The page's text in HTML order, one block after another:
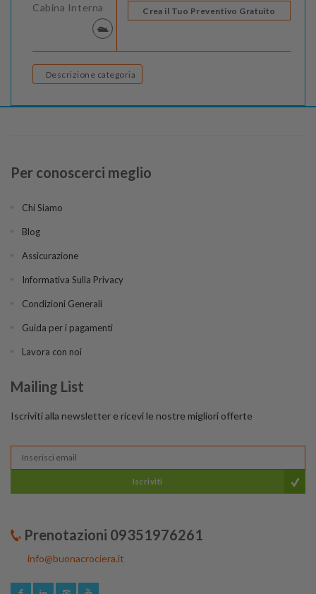
Cabina Interna
Crea il Tuo Preventivo Gratuito
Descrizione categoria
Per conoscerci meglio
Chi Siamo
Blog
Assicurazione
Informativa Sulla Privacy
Condizioni Generali
Guida per i pagamenti
Lavora con noi
Mailing List
Iscriviti alla newsletter e ricevi le nostre migliori offerte
Iscriviti
Prenotazioni 09351976261
info@buonacrociera.it